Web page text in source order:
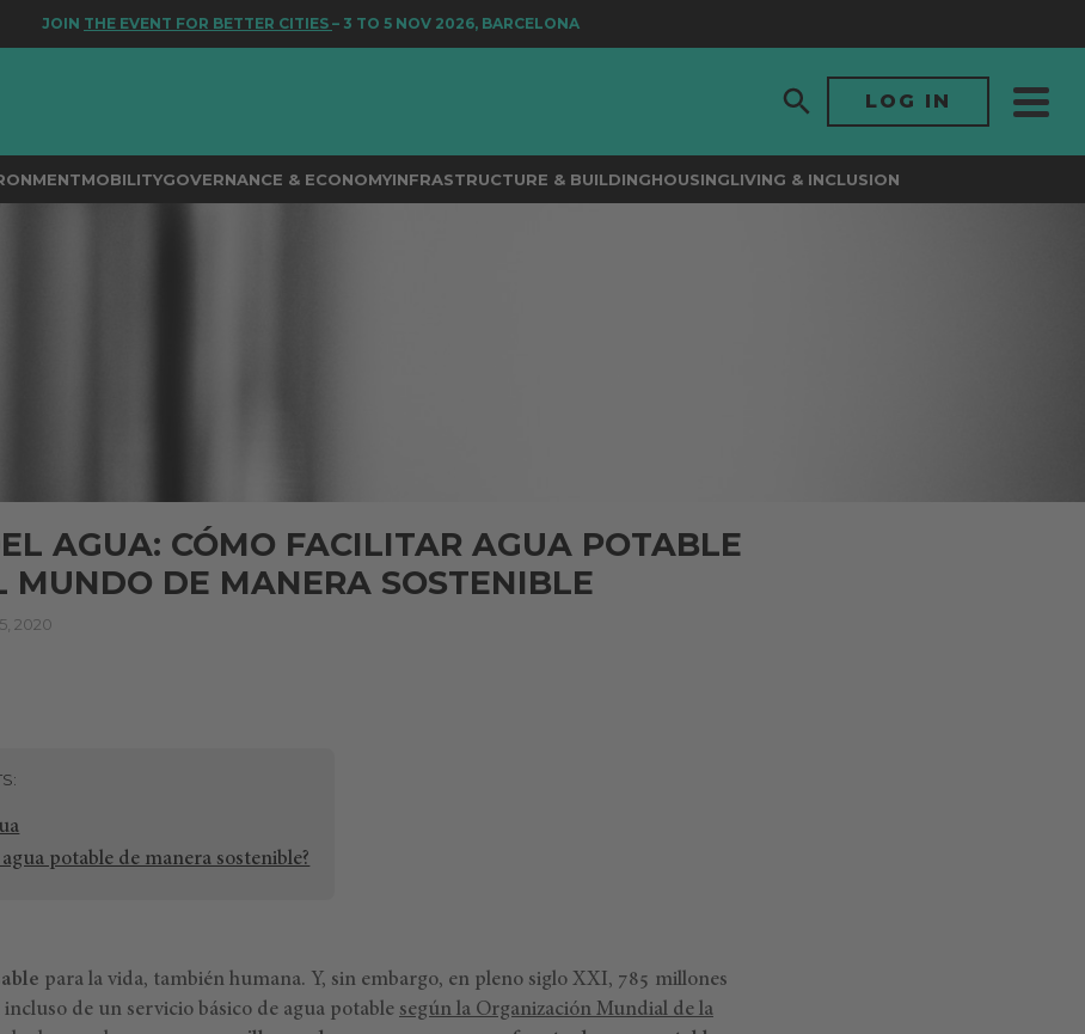
THE EVENT FOR BETTER CITIES – 3 TO 5 NOV 2026, BARCELONA
LOG IN
MOBILITYGOVERNANCE & ECONOMYINFRASTRUCTURE & BUILDINGHOUSINGLIVING & INCLUSION
AGUA: CÓMO FACILITAR AGUA POTABLE
MUNDO DE MANERA SOSTENIBLE
2020
potable de manera sostenible?
para la vida, también humana. Y, sin embargo, en pleno siglo XXI, 785 millones
incluso de un servicio básico de agua potable según la Organización Mundial de la